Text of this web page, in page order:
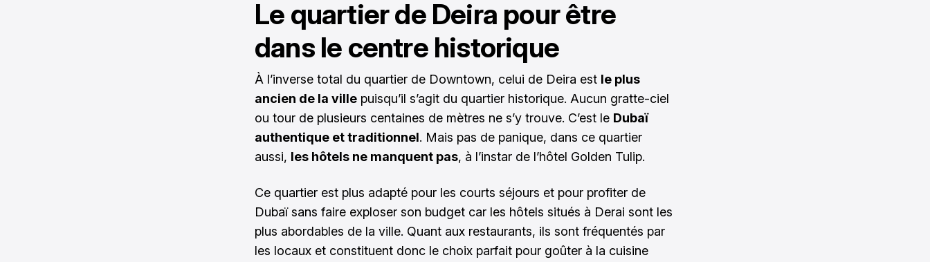
Le quartier de Deira pour être
dans le centre historique
À l’inverse total du quartier de Downtown, celui de Deira est le plus
ancien de la ville puisqu’il s’agit du quartier historique. Aucun gratte-ciel
ou tour de plusieurs centaines de mètres ne s’y trouve. C’est le Dubaï
authentique et traditionnel. Mais pas de panique, dans ce quartier
aussi, les hôtels ne manquent pas, à l’instar de l’hôtel Golden Tulip.
Ce quartier est plus adapté pour les courts séjours et pour profiter de
Dubaï sans faire exploser son budget car les hôtels situés à Derai sont les
plus abordables de la ville. Quant aux restaurants, ils sont fréquentés par
les locaux et constituent donc le choix parfait pour goûter à la cuisine